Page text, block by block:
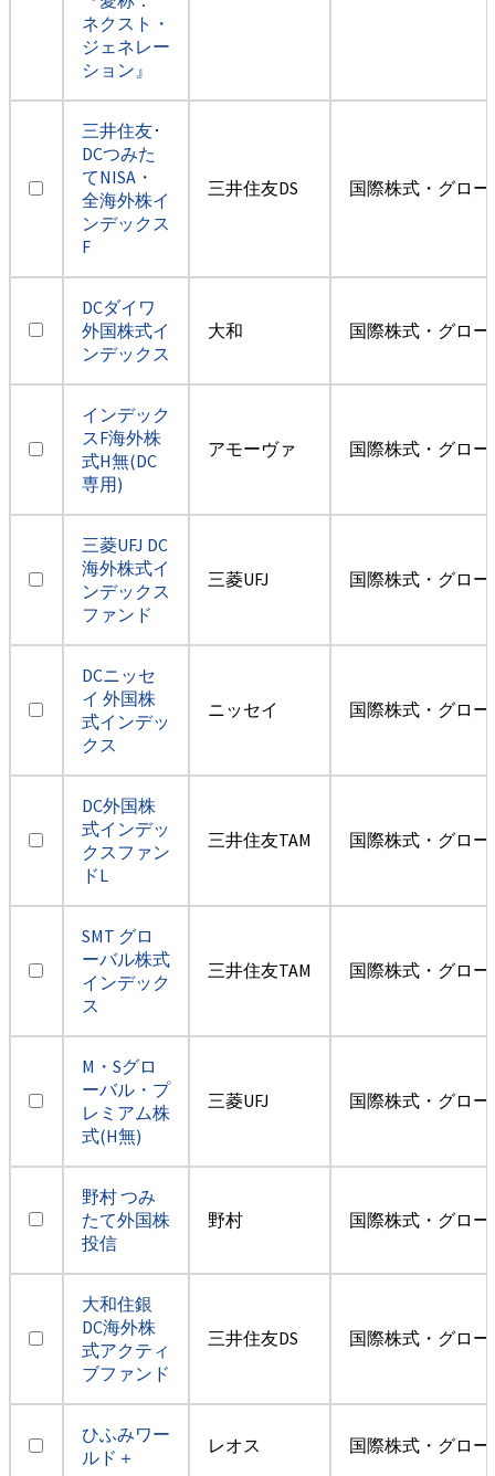
ネクスト・
ジェネレー
ション』
三井住友･
DCつみた
てNISA・
全海外株イ
ンデックス
F
三井住友DS 国際株式・グロ
DCダイワ
外国株式イ
ンデックス
大和 国際株式・グロ
インデック
スF海外株
式H無(DC
専用)
アモーヴァ 国際株式・グロ
三菱UFJ DC
海外株式イ
ンデックス
ファンド
三菱UFJ 国際株式・グロ
DCニッセ
イ 外国株
式インデッ
クス
ニッセイ 国際株式・グロ
DC外国株
式インデッ
クスファン
ドL
三井住友TAM 国際株式・グロ
SMT グロ
ーバル株式
インデック
ス
三井住友TAM 国際株式・グロ
M・Sグロ
ーバル・プ
レミアム株
式(H無)
三菱UFJ 国際株式・グロ
野村 つみ
たて外国株
投信
野村 国際株式・グロ
大和住銀
DC海外株
式アクティ
ブファンド
三井住友DS 国際株式・グロ
ひふみワー
ルド＋
レオス 国際株式・グロ